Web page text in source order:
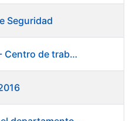
Seguridad
Delineante Proyectista - Centro de trabajo de Burgos